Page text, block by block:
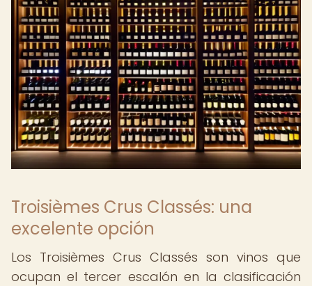
Troisièmes Crus Classés: una
excelente opción
Los Troisièmes Crus Classés son vinos que
ocupan el tercer escalón en la clasificación